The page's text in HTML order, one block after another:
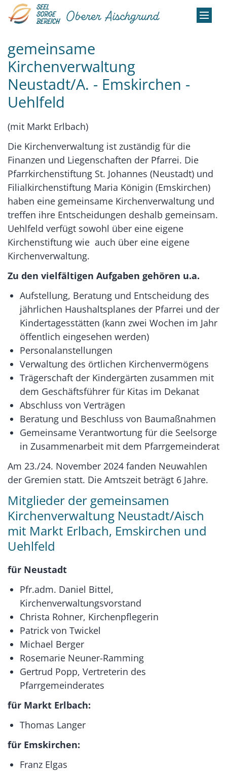
Zum Inhalt springen
gemeinsame
Kirchenverwaltung
Neustadt/A. - Emskirchen -
Uehlfeld
(mit Markt Erlbach)
Die Kirchenverwaltung ist zuständig für die
Finanzen und Liegenschaften der Pfarrei. Die
Pfarrkirchenstiftung St. Johannes (Neustadt) und
Filialkirchenstiftung Maria Königin (Emskirchen)
haben eine gemeinsame Kirchenverwaltung und
treffen ihre Entscheidungen deshalb gemeinsam.
Uehlfeld verfügt sowohl über eine eigene
Kirchenstiftung wie auch über eine eigene
Kirchenverwaltung.
Zu den vielfältigen Aufgaben gehören u.a.
Aufstellung, Beratung und Entscheidung des
jährlichen Haushaltsplanes der Pfarrei und der
Kindertagesstätten (kann zwei Wochen im Jahr
öffentlich eingesehen werden)
Personalanstellungen
Verwaltung des örtlichen Kirchenvermögens
Trägerschaft der Kindergärten zusammen mit
dem Geschäftsführer für Kitas im Dekanat
Abschluss von Verträgen
Beratung und Beschluss von Baumaßnahmen
Gemeinsame Verantwortung für die Seelsorge
in Zusammenarbeit mit dem Pfarrgemeinderat
Am 23./24. November 2024 fanden Neuwahlen
der Gremien statt. Die Amtszeit beträgt 6 Jahre.
Mitglieder der gemeinsamen
Kirchenverwaltung Neustadt/Aisch
mit Markt Erlbach, Emskirchen und
Uehlfeld
für Neustadt
Pfr.adm. Daniel Bittel,
Kirchenverwaltungsvorstand
Christa Rohner, Kirchenpflegerin
Patrick von Twickel
Michael Berger
Rosemarie Neuner-Ramming
Gertrud Popp, Vertreterin des
Pfarrgemeinderates
für Markt Erlbach:
Thomas Langer
für Emskirchen:
Franz Elgas